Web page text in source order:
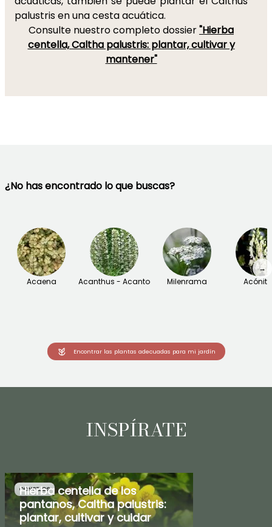
palustris en una cesta acuática.
Consulte nuestro completo dossier"Hierba
centella, Caltha palustris: plantar, cultivar y
mantener"
¿No has encontrado lo que buscas?
Acaena Acanthus - Acanto Milenrama
→
Encontrar las plantas adecuadas para mi jardín
INSPÍRATE
CONSEJOS
Hierba centella de los
pantanos, Caltha palustris:
plantar, cultivar y cuidar